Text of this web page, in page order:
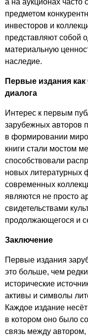
предметом
инвесторов и
представляют собой
материальную
наследие.
Первые издания как
диалога
Интерес к первым
зарубежных авторов
в формировании
книги стали мостом
способствовали
новых литературных
современных
являются не просто
свидетельствами
продолжающегося и
Заключение
Первые издания
это больше, чем
исторические
активы и символы
Каждое издание
в котором оно было
связь между автором,